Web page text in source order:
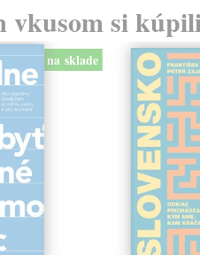
vkusom si
na sklade